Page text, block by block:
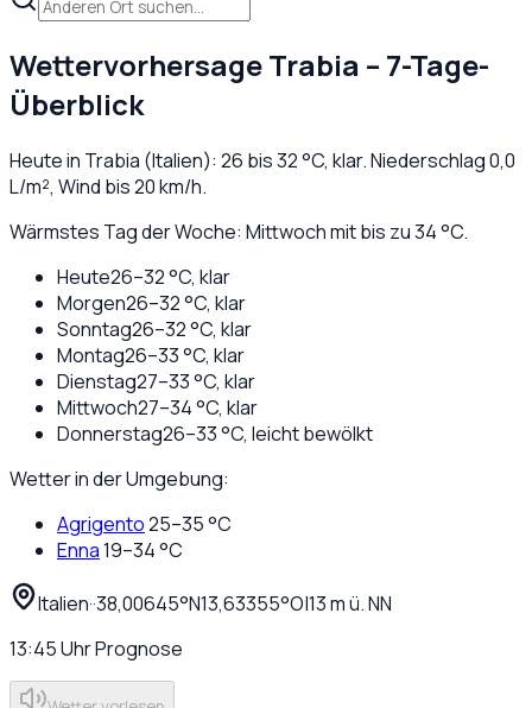
WettervorhersageTrabia – 7-Tage-
Überblick
Heute in Trabia (Italien): 26 bis32°C, klar. Niederschlag0,0
L/m², Wind bis20km/h.
Wärmstes Tag der Woche: Mittwoch mit bis zu 34 °C.
Heute26–32°C, klar
Morgen26–32°C, klar
Sonntag26–32°C, klar
Montag26–33°C, klar
Dienstag27–33°C, klar
Mittwoch27–34°C, klar
Donnerstag26–33°C, leicht bewölkt
Wetter in der Umgebung:
Agrigento25–35°C
Enna19–34°C
Italien··38,00645°N13,63355°O|13m ü. NN
13:45UhrPrognose